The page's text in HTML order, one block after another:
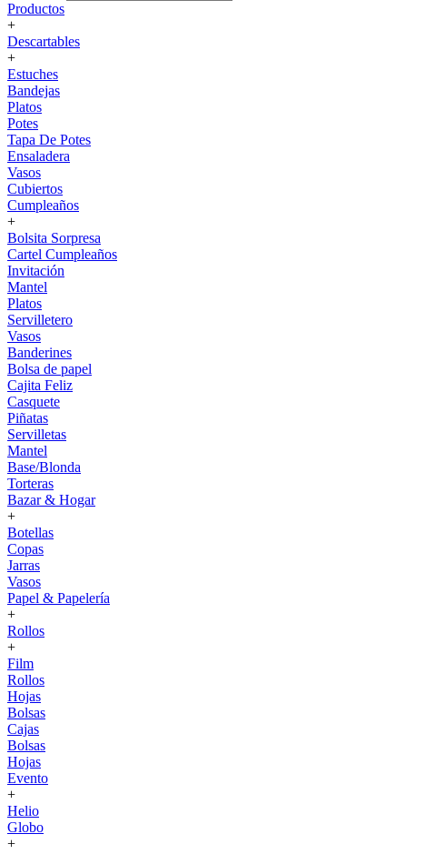
Productos
+
Descartables
+
Estuches
Bandejas
Platos
Potes
Tapa De Potes
Ensaladera
Vasos
Cubiertos
Cumpleaños
+
Bolsita Sorpresa
Cartel Cumpleaños
Invitación
Mantel
Platos
Servilletero
Vasos
Banderines
Bolsa de papel
Cajita Feliz
Casquete
Piñatas
Servilletas
Mantel
Base/Blonda
Torteras
Bazar & Hogar
+
Botellas
Copas
Jarras
Vasos
Papel & Papelería
+
Rollos
+
Film
Rollos
Hojas
Bolsas
Cajas
Bolsas
Hojas
Evento
+
Helio
Globo
+